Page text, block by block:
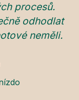
procesů.
odhodlat
neměli.